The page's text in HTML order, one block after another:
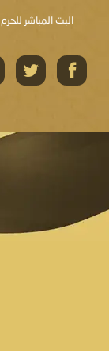
البث المباشر